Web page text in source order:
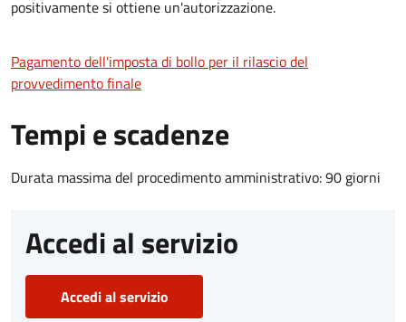
positivamente si ottiene un'autorizzazione.
Pagamento dell'imposta di bollo per il rilascio del
provvedimento finale
Tempi e scadenze
Durata massima del procedimento amministrativo: 90 giorni
Accedi al servizio
Accedi al servizio